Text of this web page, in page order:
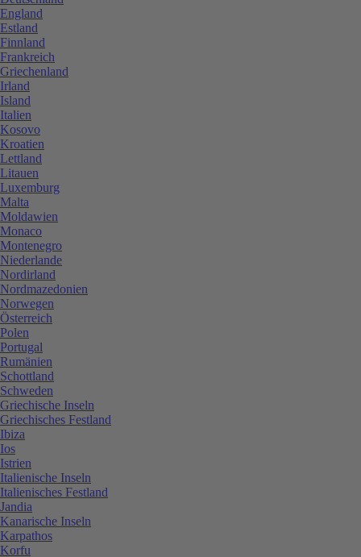
England
Estland
Finnland
Frankreich
Griechenland
Irland
Island
Italien
Kosovo
Kroatien
Lettland
Litauen
Luxemburg
Malta
Moldawien
Monaco
Montenegro
Niederlande
Nordirland
Nordmazedonien
Norwegen
Österreich
Polen
Portugal
Rumänien
Schottland
Schweden
Griechische Inseln
Griechisches Festland
Ibiza
Ios
Istrien
Italienische Inseln
Italienisches Festland
Jandia
Kanarische Inseln
Karpathos
Korfu